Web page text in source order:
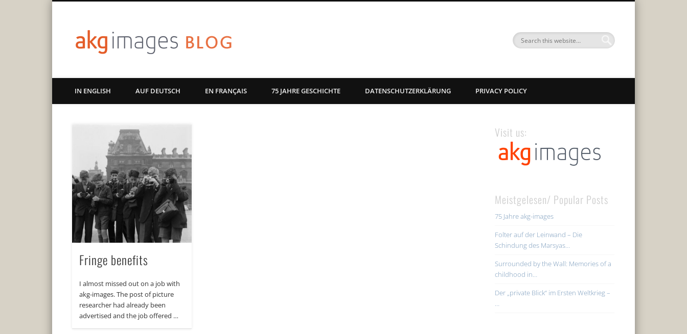
Art | Culture | History
IN ENGLISH AUF DEUTSCH EN FRANÇAIS 75 JAHRE GESCHICHTE DATENSCHUTZERKLÄRUNG PRIVACY POLICY
Fringe benefits
I almost missed out on a job with
akg-images. The post of picture
researcher had already been
advertised and the job offered …
Visit us:
Meistgelesen/ Popular Posts
75 Jahre akg-images
Folter auf der Leinwand – Die
Schindung des Marsyas…
Surrounded by the Wall: Memories of a
childhood in…
Der „private Blick“ im Ersten Weltkrieg –
…